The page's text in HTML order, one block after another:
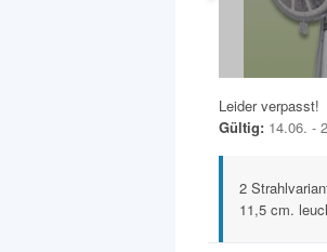
Leider verpasst!
Gültig: 14.06. -
2
11,5 cm.